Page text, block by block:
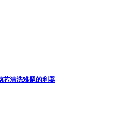
芯清洗难题的利器